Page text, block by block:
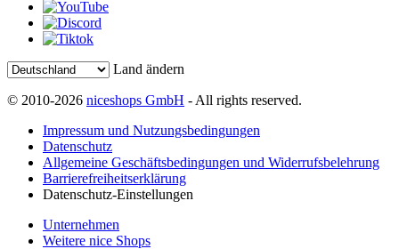
Land ändern
© 2010-2026 niceshops GmbH - All rights reserved.
Impressum und Nutzungsbedingungen
Datenschutz
Allgemeine Geschäftsbedingungen und Widerrufsbelehrung
Barrierefreiheitserklärung
Datenschutz-Einstellungen
Unternehmen
Weitere nice Shops